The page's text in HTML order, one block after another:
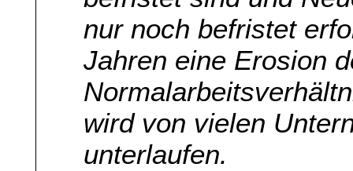
nur noch befristet
Jahren eine Erosion
wird von vielen
unterlaufen.